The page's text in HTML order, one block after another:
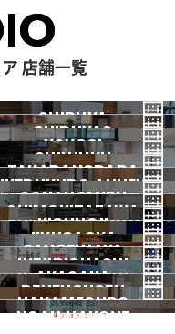
店舗一覧
SHIBUYA
渋谷本店
SHIBUYA2
渋谷2号
YOYOGI
代々木
SHINJUKU
新宿
TAKADANOBABA
高田馬場
IKEBUKURO ANNEX
池袋ANNEX
OCHANOMIZU
御茶ノ水
SHIMOKITAZAWA
下北沢
KICHIJOJI
吉祥寺
JIYUGAOKA
自由が丘
SANGENJAYA
三軒茶屋
IKEJIRIOHASHI
池尻大橋
一時閉店中
AKASAKA
赤坂
DENENCHOFU
田園調布
NAKAMEGURO
NOAH HAKONE